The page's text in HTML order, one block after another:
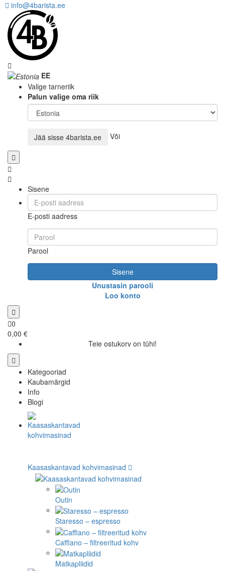
info@4barista.ee
EE
Valige tarneriik
Palun valige oma riik
Jää sisse 4barista.ee Või
Sisene
E-posti aadress
Parool
Sisene
Unustasin parooli
Loo konto
0
0,00 €
Teie ostukorv on tühi!
Kategooriad
Kaubamärgid
Info
Blogi
Kaasaskantavad kohvimasinad
Outin
Staresso – espresso
Cafflano – filtreeritud kohv
Matkapliidid